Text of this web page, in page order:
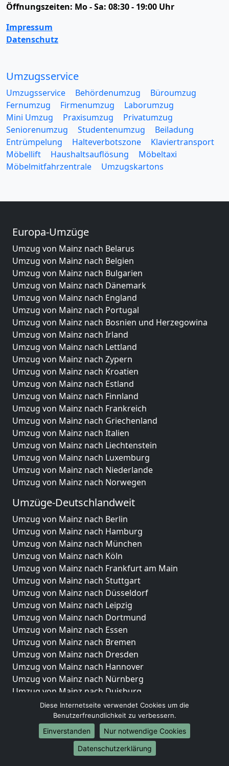
Öffnungszeiten: Mo - Sa: 08:30 - 19:00 Uhr
Impressum
Datenschutz
Umzugsservice
Umzugsservice Behördenumzug
Büroumzug
Fernumzug
Firmenumzug
Laborumzug
Mini Umzug
Praxisumzug
Privatumzug
Seniorenumzug
Studentenumzug
Beiladung
Entrümpelung
Halteverbotszone
Klaviertransport
Möbellift
Haushaltsauflösung
Möbeltaxi
Möbelmitfahrzentrale
Umzugskartons
Europa-Umzüge
Umzug von Mainz nach Belarus
Umzug von Mainz nach Belgien
Umzug von Mainz nach Bulgarien
Umzug von Mainz nach Dänemark
Umzug von Mainz nach England
Umzug von Mainz nach Portugal
Umzug von Mainz nach Bosnien und Herzegowina
Umzug von Mainz nach Irland
Umzug von Mainz nach Lettland
Umzug von Mainz nach Zypern
Umzug von Mainz nach Kroatien
Umzug von Mainz nach Estland
Umzug von Mainz nach Finnland
Umzug von Mainz nach Frankreich
Umzug von Mainz nach Griechenland
Umzug von Mainz nach Italien
Umzug von Mainz nach Liechtenstein
Umzug von Mainz nach Luxemburg
Umzug von Mainz nach Niederlande
Umzug von Mainz nach Norwegen
Umzüge-Deutschlandweit
Umzug von Mainz nach Berlin
Umzug von Mainz nach Hamburg
Umzug von Mainz nach München
Umzug von Mainz nach Köln
Umzug von Mainz nach Frankfurt am Main
Umzug von Mainz nach Stuttgart
Umzug von Mainz nach Düsseldorf
Umzug von Mainz nach Leipzig
Umzug von Mainz nach Dortmund
Umzug von Mainz nach Essen
Umzug von Mainz nach Bremen
Umzug von Mainz nach Dresden
Umzug von Mainz nach Hannover
Umzug von Mainz nach Nürnberg
Umzug von Mainz nach Duisburg
Umzug von Mainz nach Bochum
Umzug von Mainz nach Wuppertal
Umzug von Mainz nach Bielefeld
Umzug von Mainz nach Bonn
Umzug von Mainz nach Münster
Diese Internetseite verwendet Cookies um die
Benutzerfreundlichkeit zu verbessern.
Einverstanden
Nur notwendige Cookies
Datenschutzerklärung